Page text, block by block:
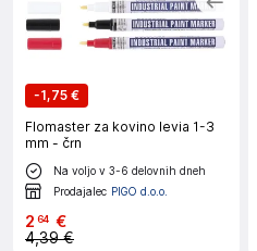
-1,75 €
Flomaster za kovino levia 1-3
mm - črn
Na voljo v 3-6 delovnih dneh
Prodajalec PIGO d.o.o.
2 64 €
4,39 €